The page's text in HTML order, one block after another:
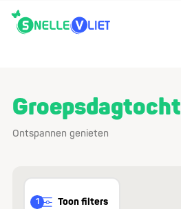
Groepsdagtocht
Ontspannen genieten
Toon filters
1